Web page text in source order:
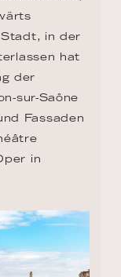
in der
hat
der
sur-Saône
Fassaden
in